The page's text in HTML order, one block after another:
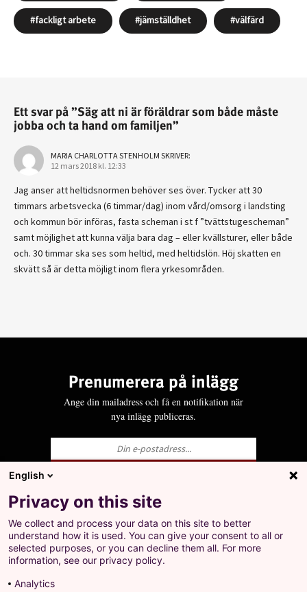
fackligt arbete jämställdhet välfärd
Ett svar på ”Säg att ni är föräldrar som både måste
jobba och ta hand om familjen”
MARIA CHARLOTTA STENHOLM SKRIVER:
12 mars 2018 kl. 12:33
Jag anser att heltidsnormen behöver ses över. Tycker att 30
timmars arbetsvecka (6 timmar/dag) inom vård/omsorg i landsting
och kommun bör införas, fasta scheman i st f ”tvättstugescheman”
samt möjlighet att kunna välja bara dag – eller kvällsturer, eller både
och. 30 timmar ska ses som heltid, med heltidslön. Höj skatten en
skvätt så är detta möjligt inom flera yrkesområden.
Prenumerera på inlägg
Ange din mailadress och få en notifikation när
nya inlägg publiceras.
Ja, jag godkänner att LO behandlar mina
personuppgifter i enlighet med Integritets- och
personuppgiftspolicyn för LO.se.
+
Prenumerera på inlägg
Ange din mailadress och få en notifikation när nya
English
Privacy on this site
We collect and process your data on this site to better
understand how it is used. You can give your consent to all or
selected purposes, or you can decline them all. For more
information, see our privacy policy.
Analytics